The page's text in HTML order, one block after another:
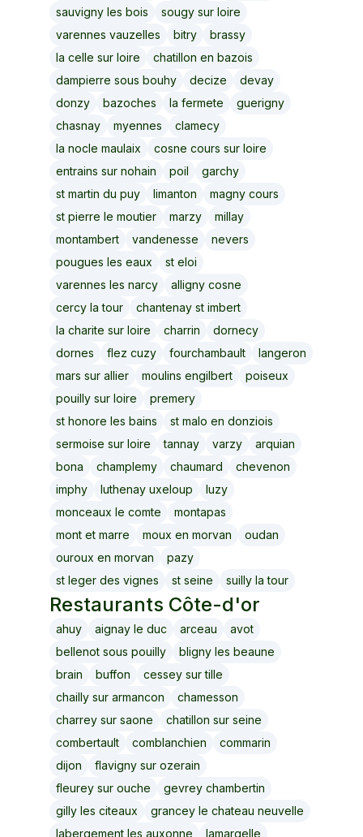
sauvigny les bois
sougy sur loire
varennes vauzelles
bitry
brassy
la celle sur loire
chatillon en bazois
dampierre sous bouhy
decize
devay
donzy
bazoches la fermete
guerigny
chasnay
myennes
clamecy
la nocle maulaix
cosne cours sur loire
entrains sur nohain
poil
garchy
st martin du puy
limanton
magny cours
st pierre le moutier
marzy
millay
montambert
vandenesse
nevers
pougues les eaux
st eloi
varennes les narcy
alligny cosne
cercy la tour
chantenay st imbert
la charite sur loire
charrin
dornecy
dornes
flez cuzy fourchambault
langeron
mars sur allier
moulins engilbert
poiseux
pouilly sur loire
premery
st honore les bains
st malo en donziois
sermoise sur loire
tannay varzy
arquian
bona
champlemy chaumard
chevenon
imphy
luthenay uxeloup
luzy
monceaux le comte
montapas
mont et marre
moux en morvan
oudan
ouroux en morvan
pazy
st leger des vignes
st seine suilly la tour
Restaurants Côte-d'or
ahuy aignay le duc arceau
avot
bellenot sous pouilly
bligny les beaune
brain
buffon
cessey sur tille
chailly sur armancon
chamesson
charrey sur saone
chatillon sur seine
combertault
comblanchien
commarin
dijon
flavigny sur ozerain
fleurey sur ouche
gevrey chambertin
gilly les citeaux
grancey le chateau neuvelle
labergement les auxonne
lamargelle